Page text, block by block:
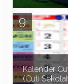
musim cuti
mencari
di negeri...
Kalender
(Cuti